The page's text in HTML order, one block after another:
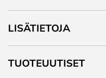
LISÄTIETOJA
TUOTEUUTISET